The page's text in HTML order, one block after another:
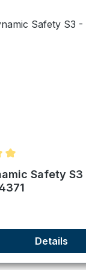
Safety S3
Details